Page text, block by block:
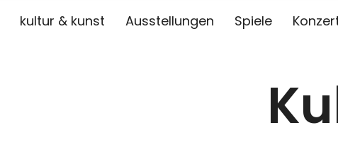
kultur & kunst Ausstellungen Spiele